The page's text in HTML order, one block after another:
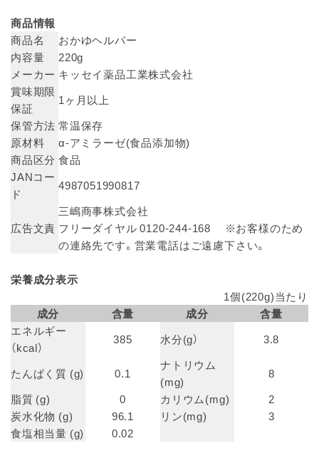
商品情報
商品名
おかゆヘルパー
内容量
220g
メーカー キッセイ薬品工業株式会社
賞味期限
保証
1ヶ月以上
保管方法 常温保存
原材料
α-アミラーゼ(食品添加物)
商品区分 食品
JANコー
ド
4987051990817
広告文責
三嶋商事株式会社
フリーダイヤル 0120-244-168 ※お客様のため
の連絡先です。営業電話はご遠慮下さい。
栄養成分表示
1個(220g)当たり
成分
含量 成分
含量
エネルギー
（kcal）
385 水分(g） 3.8
たんぱく質 (g) 0.1
ナトリウム
(mg)
8
脂質 (g)
0 カリウム(mg)
2
炭水化物 (g)
96.1 リン(mg)
3
食塩相当量 (g)
0.02